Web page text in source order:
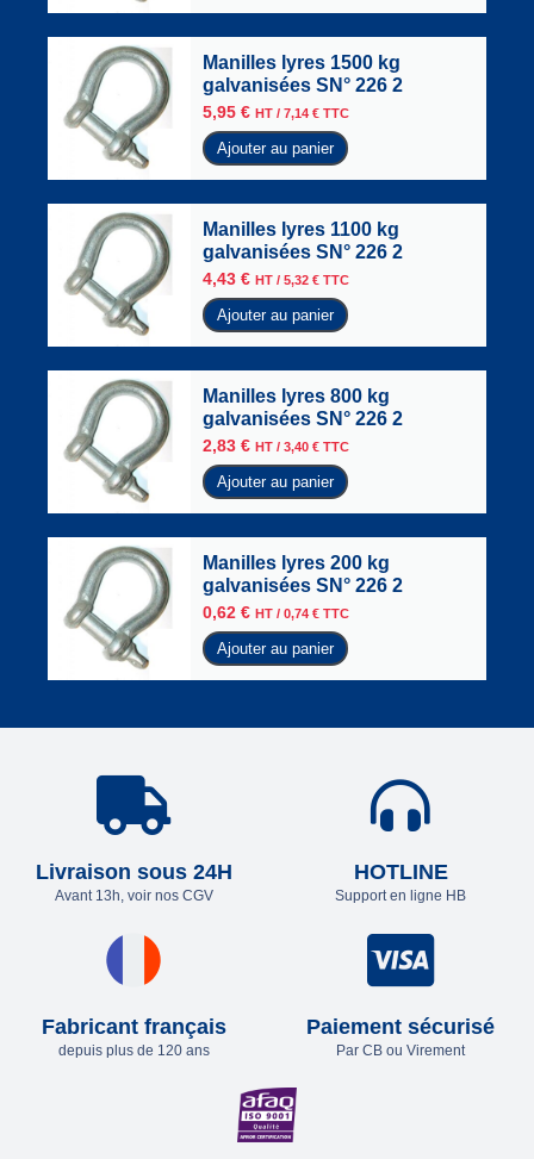
Manilles lyres 1500 kg
galvanisées SN° 226 2
5,95 € HT / 7,14 € TTC
Ajouter au panier
Manilles lyres 1100 kg
galvanisées SN° 226 2
4,43 € HT / 5,32 € TTC
Ajouter au panier
Manilles lyres 800 kg
galvanisées SN° 226 2
2,83 € HT / 3,40 € TTC
Ajouter au panier
Manilles lyres 200 kg
galvanisées SN° 226 2
0,62 € HT / 0,74 € TTC
Ajouter au panier
Livraison sous 24H
Avant 13h, voir nos CGV
HOTLINE
Support en ligne HB
Fabricant français
depuis plus de 120 ans
Paiement sécurisé
Par CB ou Virement